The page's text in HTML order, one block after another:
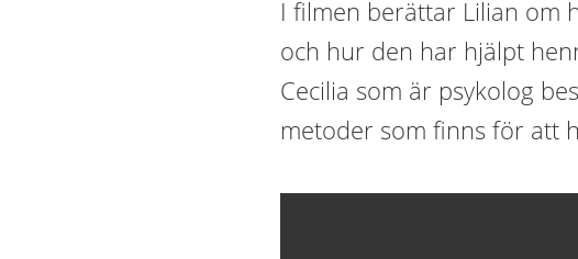
I filmen berättar Lilian om
och hur den har hjälpt
Cecilia som är psykolog
metoder som finns för att